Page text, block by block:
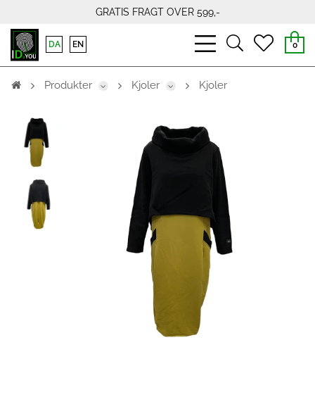
GRATIS FRAGT OVER 599,-
bars
light
searchheart
0
DA EN
Produkter Kjoler Kjoler